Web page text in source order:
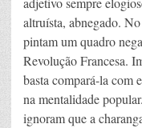
altruísta, abnegado.
pintam um quadro
Revolução Francesa.
basta compará-la com
na mentalidade
ignoram que a